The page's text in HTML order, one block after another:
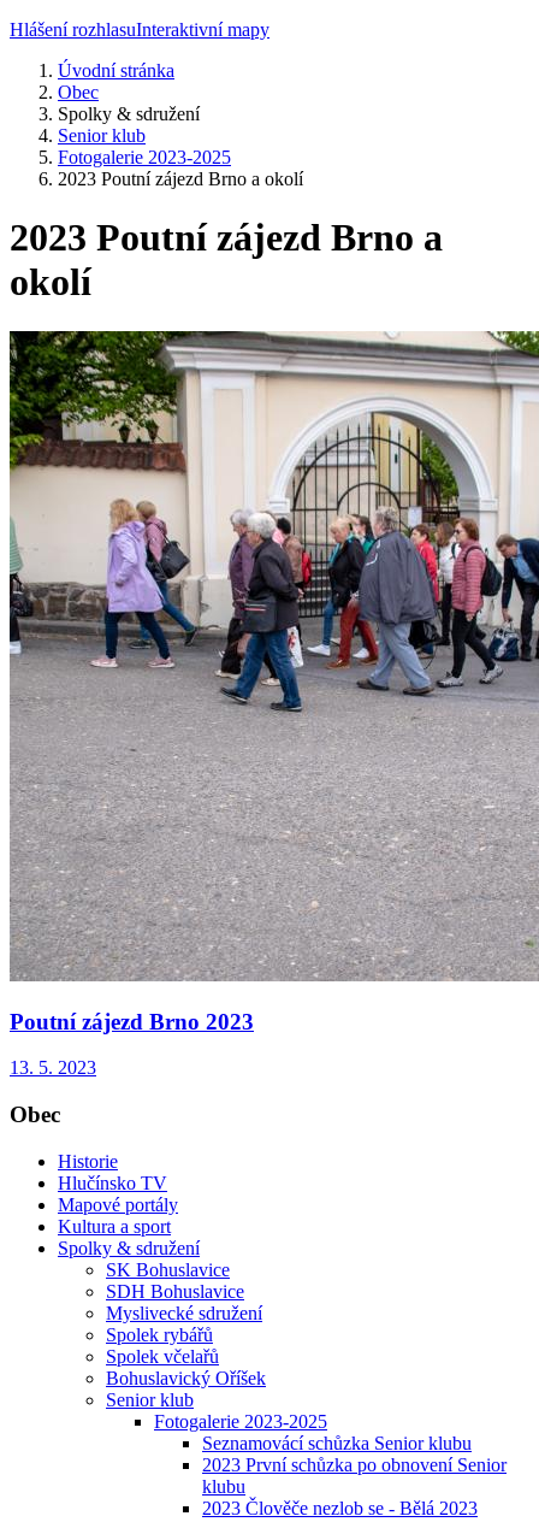
Hlášení rozhlasuInteraktivní mapy
Úvodní stránka
Obec
Spolky & sdružení
Senior klub
Fotogalerie 2023-2025
2023 Poutní zájezd Brno a okolí
2023 Poutní zájezd Brno a
okolí
Poutní zájezd Brno 2023
13. 5. 2023
Obec
Historie
Hlučínsko TV
Mapové portály
Kultura a sport
Spolky & sdružení
SK Bohuslavice
SDH Bohuslavice
Myslivecké sdružení
Spolek rybářů
Spolek včelařů
Bohuslavický Oříšek
Senior klub
Fotogalerie 2023-2025
Seznamovácí schůzka Senior klubu
2023 První schůzka po obnovení Senior
klubu
2023 Člověče nezlob se - Bělá 2023